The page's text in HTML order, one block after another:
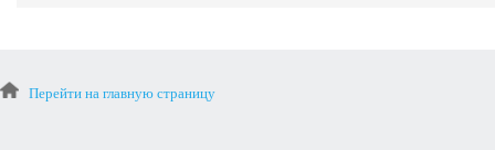
Перейти на главную страницу